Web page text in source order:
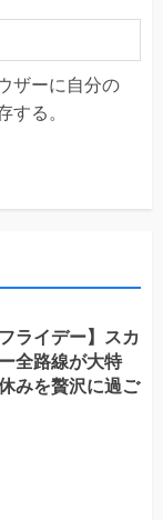
ザーに自分の
る。
ライデー】スカ
全路線が大特
みを贅沢に過ご